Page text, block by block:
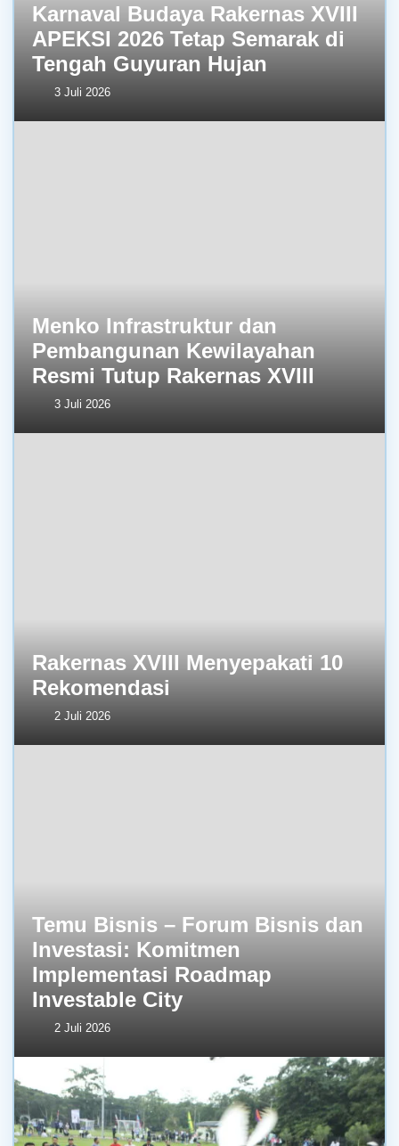
Karnaval Budaya Rakernas XVIII
APEKSI 2026 Tetap Semarak di
Tengah Guyuran Hujan
3 Juli 2026
Menko Infrastruktur dan
Pembangunan Kewilayahan
Resmi Tutup Rakernas XVIII
3 Juli 2026
Rakernas XVIII Menyepakati 10
Rekomendasi
2 Juli 2026
Temu Bisnis – Forum Bisnis dan
Investasi: Komitmen
Implementasi Roadmap
Investable City
2 Juli 2026